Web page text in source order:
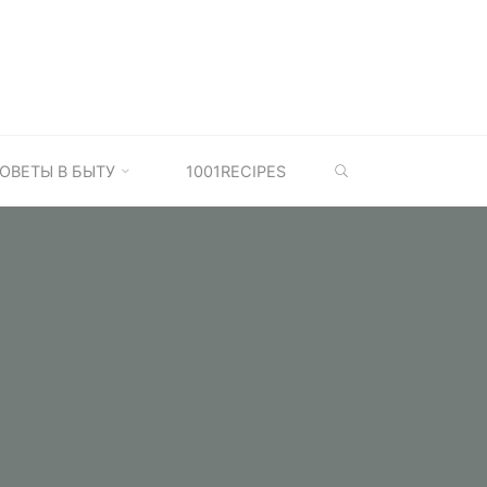
В БЫТУ 1001RECIPES